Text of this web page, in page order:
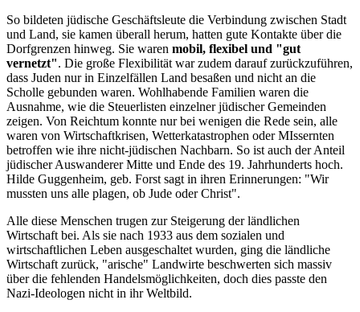
So bildeten jüdische Geschäftsleute die Verbindung zwischen Stadt
und Land, sie kamen überall herum, hatten gute Kontakte über die
Dorfgrenzen hinweg. Sie waren mobil, flexibel und "gut
vernetzt". Die große Flexibilität war zudem darauf zurückzuführen,
dass Juden nur in Einzelfällen Land besaßen und nicht an die
Scholle gebunden waren. Wohlhabende Familien waren die
Ausnahme, wie die Steuerlisten einzelner jüdischer Gemeinden
zeigen. Von Reichtum konnte nur bei wenigen die Rede sein, alle
waren von Wirtschaftkrisen, Wetterkatastrophen oder MIssernten
betroffen wie ihre nicht-jüdischen Nachbarn. So ist auch der Anteil
jüdischer Auswanderer Mitte und Ende des 19. Jahrhunderts hoch.
Hilde Guggenheim, geb. Forst sagt in ihren Erinnerungen: "Wir
mussten uns alle plagen, ob Jude oder Christ".
Alle diese Menschen trugen zur Steigerung der ländlichen
Wirtschaft bei. Als sie nach 1933 aus dem sozialen und
wirtschaftlichen Leben ausgeschaltet wurden, ging die ländliche
Wirtschaft zurück, "arische" Landwirte beschwerten sich massiv
über die fehlenden Handelsmöglichkeiten, doch dies passte den
Nazi-Ideologen nicht in ihr Weltbild.